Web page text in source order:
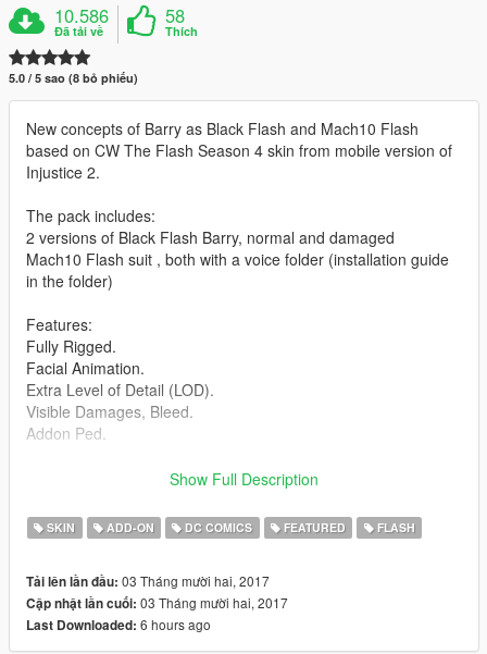
10.586
Đã tải về
58
Thích
5.0 / 5 sao (8 bỏ phiếu)
New concepts of Barry as Black Flash and Mach10 Flash
based on CW The Flash Season 4 skin from mobile version of
Injustice 2.
The pack includes:
2 versions of Black Flash Barry, normal and damaged
Mach10 Flash suit , both with a voice folder (installation guide
in the folder)
Features:
Fully Rigged.
Facial Animation.
Extra Level of Detail (LOD).
Visible Damages, Bleed.
Addon Ped.
https://www.gta5-mods.com/scripts/addonpeds-asi-pedselector
ig_bankman.
Place .ini file into Scripts\The Flash Files\Suits.
Show Full Description
SKIN ADD-ON DC COMICS FEATURED FLASH
Tải lên lần đầu: 03 Tháng mười hai, 2017
Cập nhật lần cuối: 03 Tháng mười hai, 2017
Last Downloaded: 6 hours ago